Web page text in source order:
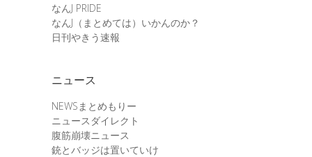
なんJ PRIDE
なんJ（まとめては）いかんのか？
日刊やきう速報
ニュース
NEWSまとめもりー
ニュースダイレクト
腹筋崩壊ニュース
銃とバッジは置いていけ